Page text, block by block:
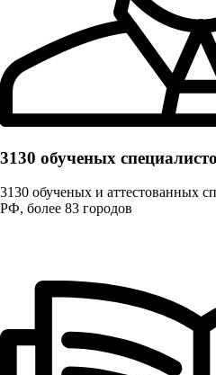
3130 обученых
3130 обученых и аттестованных
РФ, более 83 городов